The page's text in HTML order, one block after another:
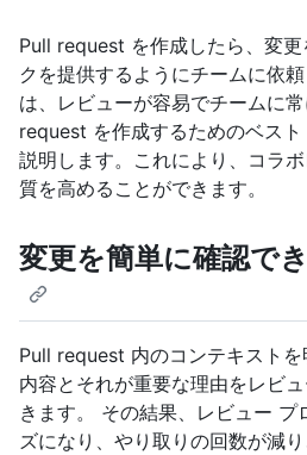
Pull request を作成したら、変
クを提供するようにチームに依
は、レビューが容易でチームに
request を作成するためのベス
説明します。これにより、コラ
質を高めることができます。
変更を簡単に確認で
Pull request 内のコンテキスト
内容とそれが重要な理由をレビ
きます。 その結果、レビュー プ
ズになり、やり取りの回数が減